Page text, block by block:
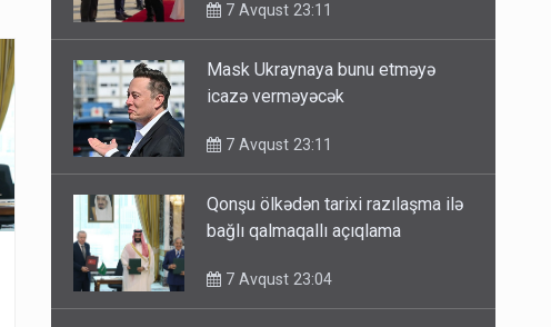
7 Avqust 23:11
Mask Ukraynaya bunu etməyə
icazə verməyəcək
7 Avqust 23:11
Qonşu ölkədən tarixi razılaşma ilə
bağlı qalmaqallı açıqlama
7 Avqust 23:04